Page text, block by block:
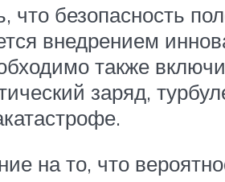
безопасность
внедрением
также
заряд,
на то, что